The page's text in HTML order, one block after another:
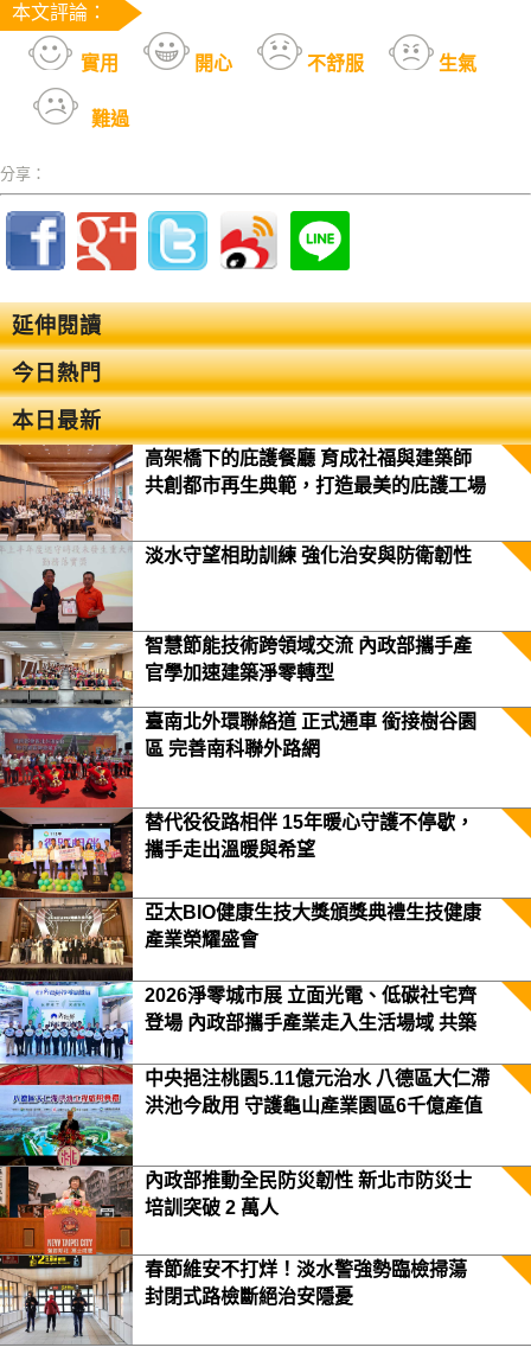
本文評論：
實用 開心 不舒服 生氣
難過
分享：
延伸閱讀
今日熱門
本日最新
高架橋下的庇護餐廳 育成社福與建築師
共創都市再生典範，打造最美的庇護工場
淡水守望相助訓練 強化治安與防衛韌性
智慧節能技術跨領域交流 內政部攜手產
官學加速建築淨零轉型
臺南北外環聯絡道 正式通車 銜接樹谷園
區 完善南科聯外路網
替代役役路相伴 15年暖心守護不停歇，
攜手走出溫暖與希望
亞太BIO健康生技大獎頒獎典禮生技健康
產業榮耀盛會
2026淨零城市展 立面光電、低碳社宅齊
登場 內政部攜手產業走入生活場域 共築
中央挹注桃園5.11億元治水 八德區大仁滯
洪池今啟用 守護龜山產業園區6千億產值
內政部推動全民防災韌性 新北市防災士
培訓突破 2 萬人
春節維安不打烊！淡水警強勢臨檢掃蕩
封閉式路檢斷絕治安隱憂